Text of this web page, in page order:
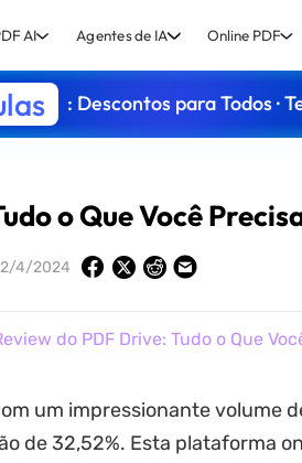
AI Agentes de IA Online PDF
: Descontos para Todos ·
o Que Você
2/4/2024
do PDF Drive: Tudo o Que
um impressionante volume
de 32,52%. Esta plataforma